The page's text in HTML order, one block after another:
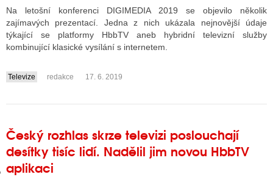
STÁT BLOGEREM
DISKUTÉRA NA RADIOTV
STARŠÍCH DISKUZÍ
Na letošní konferenci DIGIMEDIA 2019 se objevilo několik
zajímavých prezentací. Jedna z nich ukázala nejnovější údaje
týkající se platformy HbbTV aneb hybridní televizní služby
kombinující klasické vysílání s internetem.
....
Televize redakce 17. 6. 2019
Český rozhlas skrze televizi poslouchají
desítky tisíc lidí. Nadělil jim novou HbbTV
aplikaci